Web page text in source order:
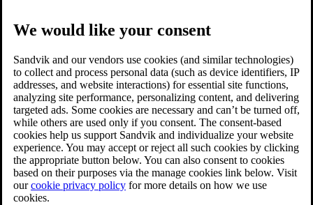
We would like your consent
Sandvik and our vendors use cookies (and similar technologies)
to collect and process personal data (such as device identifiers, IP
addresses, and website interactions) for essential site functions,
analyzing site performance, personalizing content, and delivering
targeted ads. Some cookies are necessary and can’t be turned off,
while others are used only if you consent. The consent-based
cookies help us support Sandvik and individualize your website
experience. You may accept or reject all such cookies by clicking
the appropriate button below. You can also consent to cookies
based on their purposes via the manage cookies link below. Visit
ourcookie privacy policy for more details on how we use
cookies.